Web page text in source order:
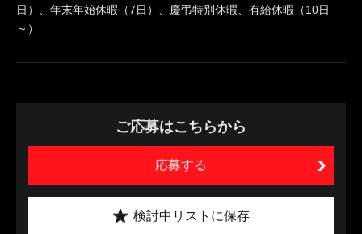
日）、年末年始休暇（7日）、慶弔特別休暇、有給休暇（10日
～）
ご応募はこちらから
応募する
検討中リストに保存